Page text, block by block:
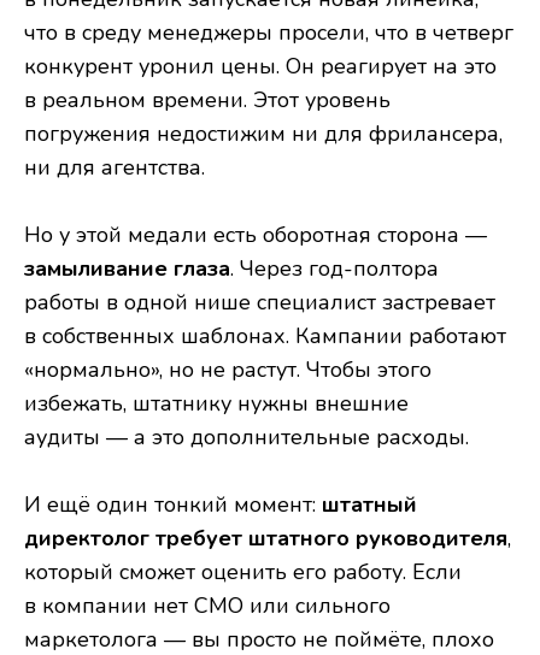
что в среду менеджеры просели, что в четверг
конкурент уронил цены. Он реагирует на это
в реальном времени. Этот уровень
погружения недостижим ни для фрилансера,
ни для агентства.
Но у этой медали есть оборотная сторона —
замыливание глаза. Через год-полтора
работы в одной нише специалист застревает
в собственных шаблонах. Кампании работают
«нормально», но не растут. Чтобы этого
избежать, штатнику нужны внешние
аудиты — а это дополнительные расходы.
И ещё один тонкий момент: штатный
директолог требует штатного руководителя,
который сможет оценить его работу. Если
в компании нет CMO или сильного
маркетолога — вы просто не поймёте, плохо